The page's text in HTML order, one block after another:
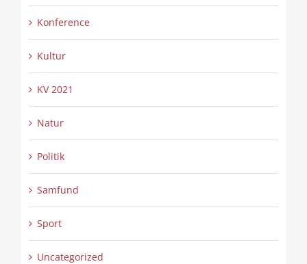
Konference
Kultur
KV 2021
Natur
Politik
Samfund
Sport
Uncategorized